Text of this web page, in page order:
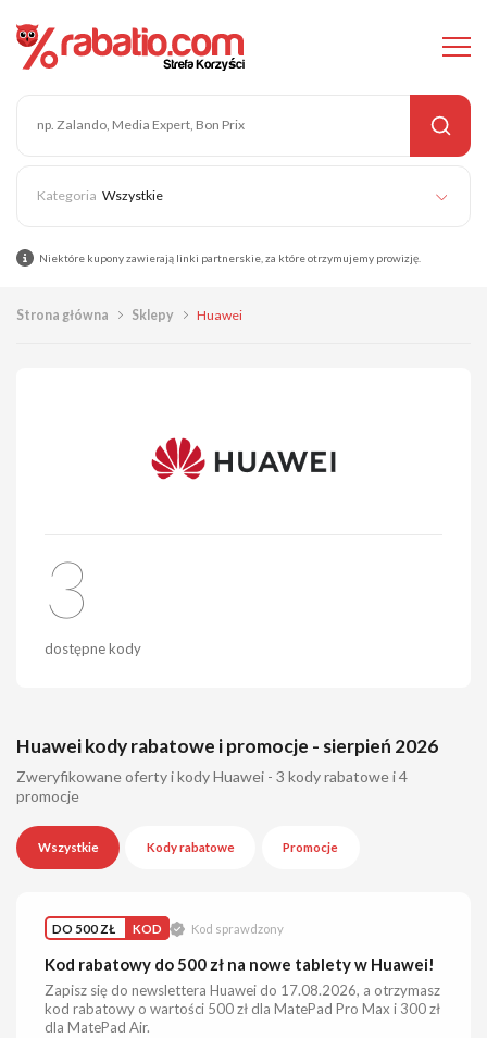
Wszystkie
Niektóre kupony zawierają linki partnerskie, za które otrzymujemy prowizję.
Strona główna Sklepy Huawei
3
dostępne kody
Huawei kody rabatowe i promocje - sierpień 2026
Zweryfikowane oferty i kody Huawei - 3 kody rabatowe i 4
promocje
Wszystkie Kody rabatowe Promocje
DO 500 ZŁ KOD Kod sprawdzony
Kod rabatowy do 500 zł na nowe tablety w Huawei!
Zapisz się do newslettera Huawei do 17.08.2026, a otrzymasz
kod rabatowy o wartości 500 zł dla MatePad Pro Max i 300 zł
dla MatePad Air.